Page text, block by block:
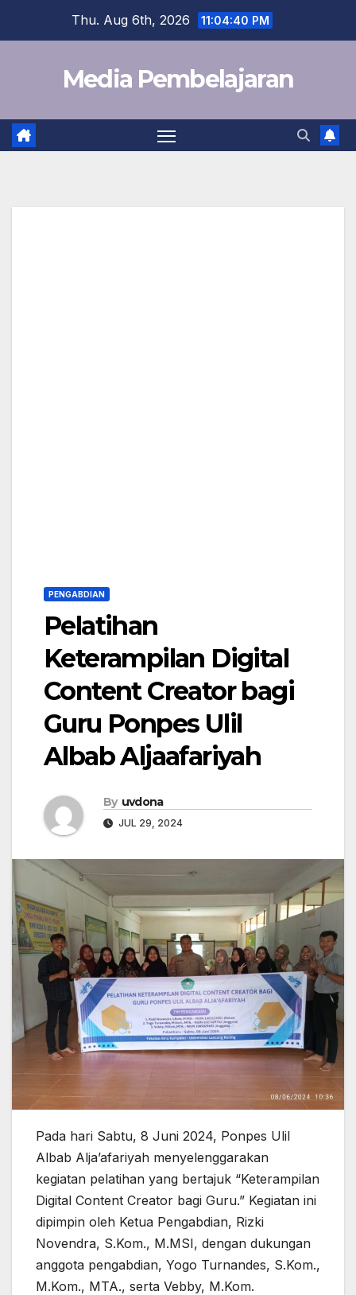
Thu. Aug 6th, 2026 11:04:41 PM
Media Pembelajaran
PENGABDIAN
Pelatihan
Keterampilan Digital
Content Creator bagi
Guru Ponpes Ulil
Albab Aljaafariyah
By uvdona
JUL 29, 2024
Pada hari Sabtu, 8 Juni 2024, Ponpes Ulil
Albab Alja’afariyah menyelenggarakan
kegiatan pelatihan yang bertajuk “Keterampilan
Digital Content Creator bagi Guru.” Kegiatan ini
dipimpin oleh Ketua Pengabdian, Rizki
Novendra, S.Kom., M.MSI, dengan dukungan
anggota pengabdian, Yogo Turnandes, S.Kom.,
M.Kom., MTA., serta Vebby, M.Kom.